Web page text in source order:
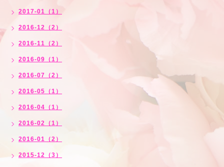
2017-01（1）
2016-12（2）
2016-11（2）
2016-09（1）
2016-07（2）
2016-05（1）
2016-04（1）
2016-02（1）
2016-01（2）
2015-12（3）